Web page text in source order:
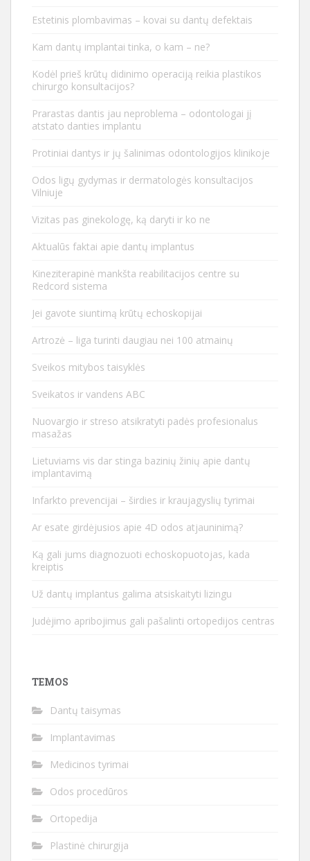
Estetinis plombavimas – kovai su dantų defektais
Kam dantų implantai tinka, o kam – ne?
Kodėl prieš krūtų didinimo operaciją reikia plastikos
chirurgo konsultacijos?
Prarastas dantis jau neproblema – odontologai jį
atstato danties implantu
Protiniai dantys ir jų šalinimas odontologijos klinikoje
Odos ligų gydymas ir dermatologės konsultacijos
Vilniuje
Vizitas pas ginekologę, ką daryti ir ko ne
Aktualūs faktai apie dantų implantus
Kineziterapinė mankšta reabilitacijos centre su
Redcord sistema
Jei gavote siuntimą krūtų echoskopijai
Artrozė – liga turinti daugiau nei 100 atmainų
Sveikos mitybos taisyklės
Sveikatos ir vandens ABC
Nuovargio ir streso atsikratyti padės profesionalus
masažas
Lietuviams vis dar stinga bazinių žinių apie dantų
implantavimą
Infarkto prevencijai – širdies ir kraujagyslių tyrimai
Ar esate girdėjusios apie 4D odos atjauninimą?
Ką gali jums diagnozuoti echoskopuotojas, kada
kreiptis
Už dantų implantus galima atsiskaityti lizingu
Judėjimo apribojimus gali pašalinti ortopedijos centras
TEMOS
Dantų taisymas
Implantavimas
Medicinos tyrimai
Odos procedūros
Ortopedija
Plastinė chirurgija